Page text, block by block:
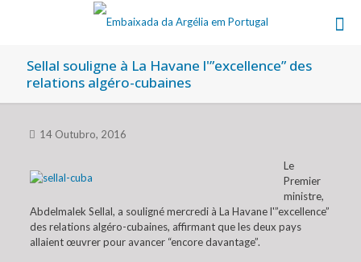
Sellal souligne à La Havane l'”excellence” des
relations algéro-cubaines
14 Outubro, 2016
Le
Premier
ministre,
Abdelmalek Sellal, a souligné mercredi à La Havane l'”excellence”
des relations algéro-cubaines, affirmant que les deux pays
allaient œuvrer pour avancer “encore davantage”.